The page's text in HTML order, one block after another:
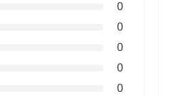
0
0
0
0
0